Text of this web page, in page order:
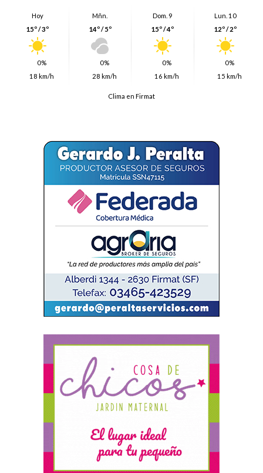
Hoy
15º / 3º
0%
18 km/h
Mñn.
14º / 5º
0%
28 km/h
Dom. 9
15º / 4º
0%
16 km/h
Lun. 10
12º / 2º
0%
15 km/h
Clima en Firmat